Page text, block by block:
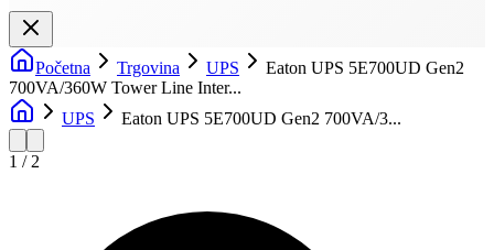
Početna Trgovina UPS
Eaton UPS 5E700UD Gen2
700VA/360W Tower Line Inter...
UPS
Eaton UPS 5E700UD Gen2 700VA/3...
1 / 2